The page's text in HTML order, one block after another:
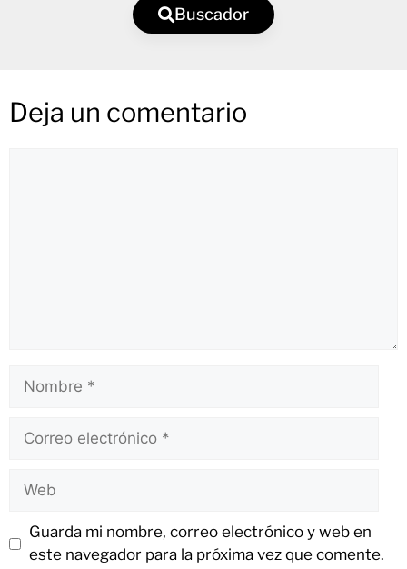
Buscador
Deja un comentario
Guarda mi nombre, correo electrónico y web en
este navegador para la próxima vez que comente.